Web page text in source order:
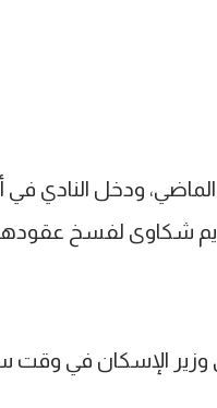
ودخل النادي في
شكاوى لفسخ
الإسكان في وقت